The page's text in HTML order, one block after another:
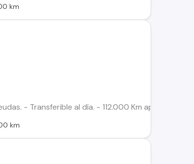
km
- Transferible al día. - 112.000 Km aprox. -
km